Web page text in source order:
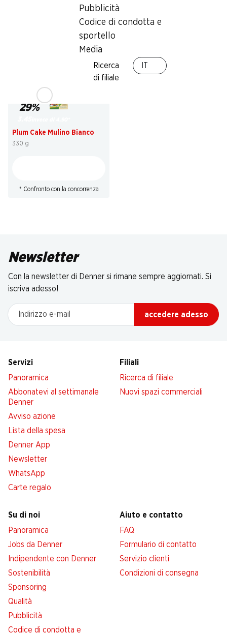
Pubblicità
Codice di condotta e
sportello
Media
Ricerca
di filiale
29%
Plum Cake Mulino Bianco
330 g
* Confronto con la concorrenza
Newsletter
Con la newsletter di Denner si rimane sempre aggiornati. Si
iscriva adesso!
Indirizzo e-mail
accedere adesso
Servizi
Panoramica
Abbonatevi al settimanale
Denner
Avviso azione
Lista della spesa
Denner App
Newsletter
WhatsApp
Carte regalo
Filiali
Ricerca di filiale
Nuovi spazi commerciali
Su di noi
Panoramica
Jobs da Denner
Indipendente con Denner
Sostenibilità
Sponsoring
Qualità
Pubblicità
Codice di condotta e
Aiuto e contatto
FAQ
Formulario di contatto
Servizio clienti
Condizioni di consegna